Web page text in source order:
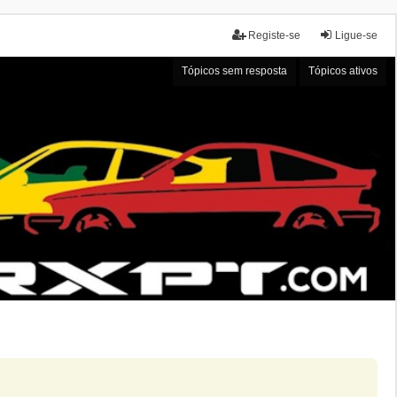
Ligue-se
Registe-se
Tópicos sem resposta Tópicos ativos